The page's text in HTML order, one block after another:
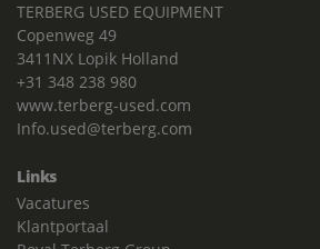
TERBERG USED EQUIPMENT
Copenweg 49
3411NX Lopik Holland
+31 348 238 980
www.terberg-used.com
Info.used@terberg.com
Links
Vacatures
Klantportaal